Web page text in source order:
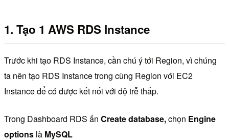
1. Tạo 1 AWS RDS Instance
Trước khi tạo RDS Instance, cần chú ý tới Region, vì chúng
ta nên tạo RDS Instance trong cùng Region với EC2
Instance để có được kết nối với độ trễ thấp.
Trong Dashboard RDS ấn Create database,chọn Engine
options là MySQL